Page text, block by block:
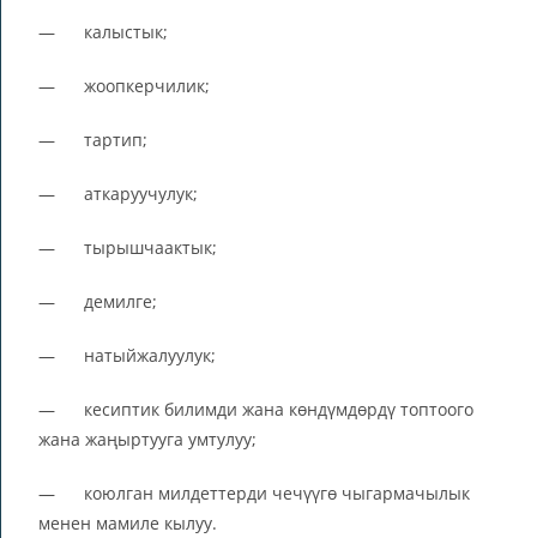
— калыстык;
— жоопкерчилик;
— тартип;
— аткаруучулук;
— тырышчаактык;
— демилге;
— натыйжалуулук;
— кесиптик билимди жана көндүмдөрдү топтоого
жана жаңыртууга умтулуу;
— коюлган милдеттерди чечүүгө чыгармачылык
менен мамиле кылуу.